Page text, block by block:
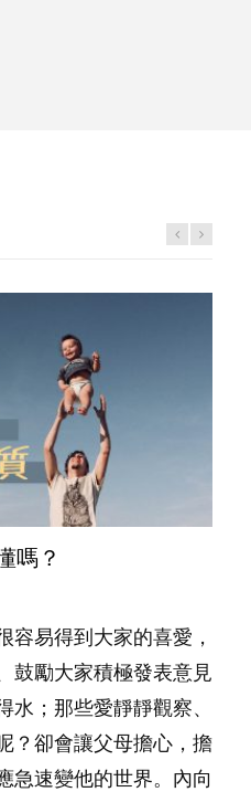
嗎？
容易得到大家的喜愛，
鼓勵大家積極發表意見
水；那些愛靜靜觀察、
？卻會讓父母擔心，擔
急速變他的世界。內向
沒捷徑
跟相愛的人結婚，就自
子卻發現事情不如你所
想像的簡單，卻也不
來認識婚姻的真相！...
，父母如何關顧自
兒女應對功課測驗，還
要處理家中雜項要
任務要做。可惜，有
漏——關注自己的情緒
由懷孕開始到孩子呱呱
的問題～這裡一次過集
短片。 這段路讓我們
好？
始越好，有人卻說一時
到混淆，到底誰是誰
開語言學習的迷思～...